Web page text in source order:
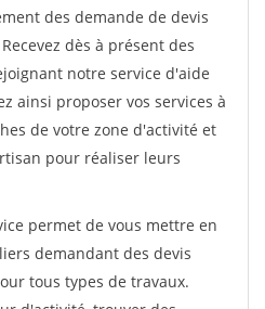
des demande de devis
dès à présent des
notre service d'aide
ainsi proposer vos services à
de votre zone d'activité et
pour réaliser leurs
permet de vous mettre en
demandant des devis
tous types de travaux.